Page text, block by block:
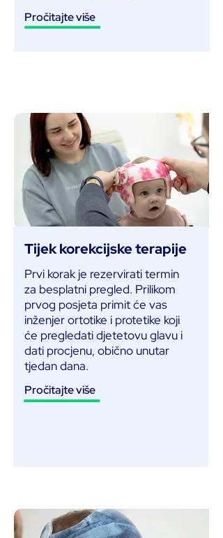
Pročitajte više
Prvi korak je rezervirati termin
za besplatni pregled. Prilikom
prvog posjeta primit će vas
inženjer ortotike i protetike koji
će pregledati djetetovu glavu i
dati procjenu, obično unutar
tjedan dana.
Tijek korekcijske terapije
Pročitajte više